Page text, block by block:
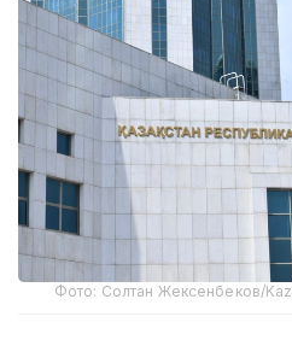
Фото: Солтан Жексенбеков/